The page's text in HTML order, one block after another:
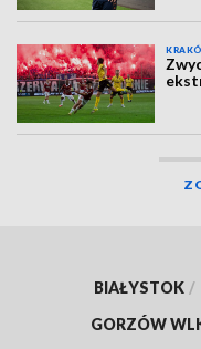
BIAŁYSTOK /
GORZÓW